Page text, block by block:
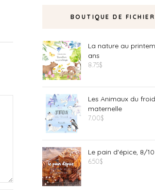
BOUTIQUE DE
La nature au
ans
8.75$
Les Animaux du
maternelle
7.00$
Le pain d'épice, 8/
6.50$